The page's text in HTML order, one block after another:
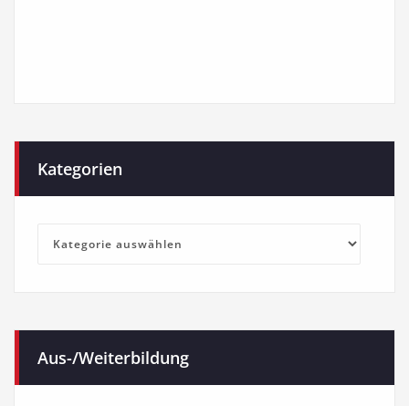
Kategorien
Kategorien
Aus-/Weiterbildung